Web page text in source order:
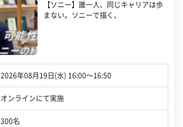
【ソニー】誰一人、同じキャリアは歩
まない。ソニーで描く、
2026年08月19日(水) 16:00〜16:50
オンラインにて実施
300名